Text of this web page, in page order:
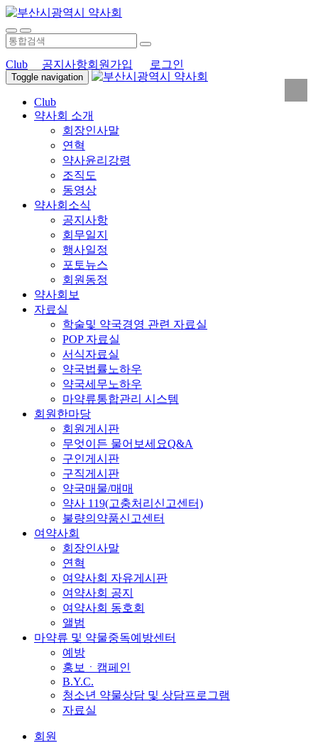
Club 공지사항회원가입 로그인
Toggle navigation
Club
약사회 소개
회장인사말
연혁
약사윤리강령
조직도
동영상
약사회소식
공지사항
회무일지
행사일정
포토뉴스
회원동정
약사회보
자료실
학술및 약국경영 관련 자료실
POP 자료실
서식자료실
약국법률노하우
약국세무노하우
마약류통합관리 시스템
회원한마당
회원게시판
무엇이든 물어보세요Q&A
구인게시판
구직게시판
약국매물/매매
약사 119(고충처리신고센터)
불량의약품신고센터
여약사회
회장인사말
연혁
여약사회 자유게시판
여약사회 공지
여약사회 동호회
앨범
마약류 및 약물중독예방센터
예방
홍보ㆍ캠페인
B.Y.C.
청소년 약물상담 및 상담프로그램
자료실
회원